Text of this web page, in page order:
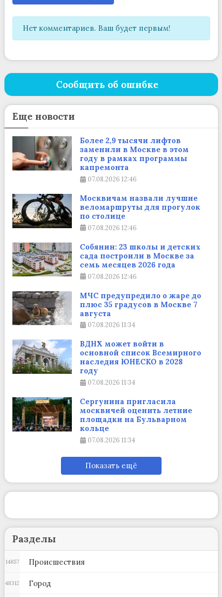
Нет комментариев. Ваш будет первым!
Сообщить об ошибке
Еще новости
Более 2,9 тысячи лифтов
заменили в Москве в этом
году в рамках программы
капремонта
07.08.2026 12:46
Москвичам назвали лучшие
веломаршруты для прогулок
по столице
07.08.2026 12:46
Собянин: 23 школы и детских
сада построили в Москве за
семь месяцев 2026 года
07.08.2026 12:46
МЧС предупредило о жаре до
плюс 35 градусов в Москве 7
августа
07.08.2026 11:34
ВДНХ может войти в
основной список Всемирного
наследия ЮНЕСКО в 2028
году
07.08.2026 11:34
Сергунина пригласила
москвичей оценить летние
площадки на Бульварном
кольце
07.08.2026 11:34
Показать ещё
Разделы
Происшествия
14857
Город
48312